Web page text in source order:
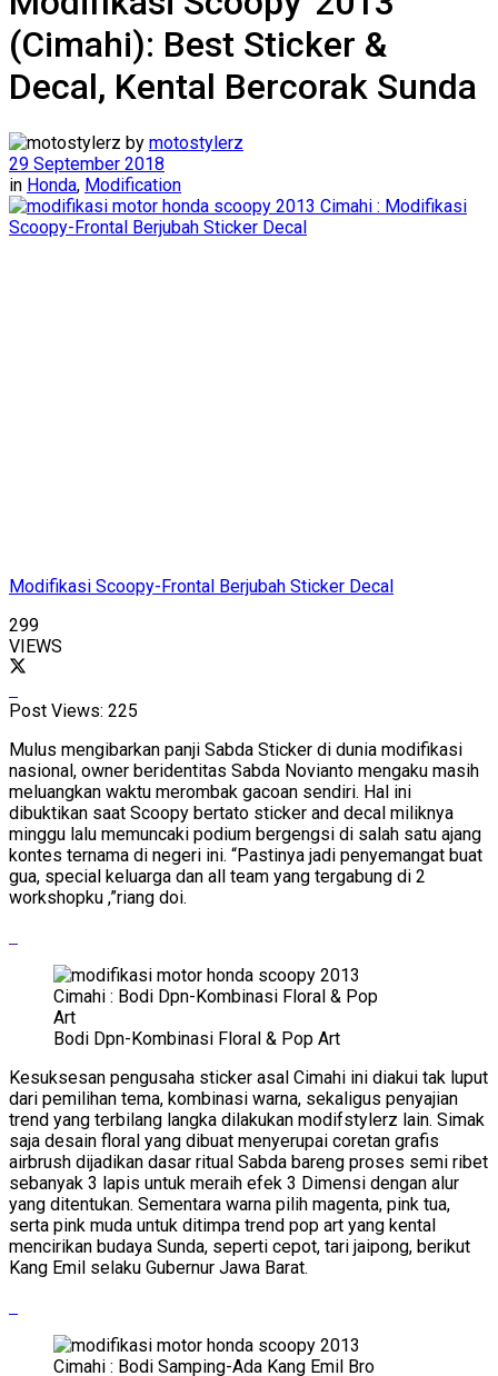
(Cimahi): Best Sticker &
Decal, Kental Bercorak Sunda
by motostylerz
29 September 2018
in Honda, Modification
Modifikasi Scoopy-Frontal Berjubah Sticker Decal
299
VIEWS
Post Views: 225
Mulus mengibarkan panji Sabda Sticker di dunia modifikasi
nasional, owner beridentitas Sabda Novianto mengaku masih
meluangkan waktu merombak gacoan sendiri. Hal ini
dibuktikan saat Scoopy bertato sticker and decal miliknya
minggu lalu memuncaki podium bergengsi di salah satu ajang
kontes ternama di negeri ini. “Pastinya jadi penyemangat buat
gua, special keluarga dan all team yang tergabung di 2
workshopku ,”riang doi.
Bodi Dpn-Kombinasi Floral & Pop Art
Kesuksesan pengusaha sticker asal Cimahi ini diakui tak luput
dari pemilihan tema, kombinasi warna, sekaligus penyajian
trend yang terbilang langka dilakukan modifstylerz lain. Simak
saja desain floral yang dibuat menyerupai coretan grafis
airbrush dijadikan dasar ritual Sabda bareng proses semi ribet
sebanyak 3 lapis untuk meraih efek 3 Dimensi dengan alur
yang ditentukan. Sementara warna pilih magenta, pink tua,
serta pink muda untuk ditimpa trend pop art yang kental
mencirikan budaya Sunda, seperti cepot, tari jaipong, berikut
Kang Emil selaku Gubernur Jawa Barat.